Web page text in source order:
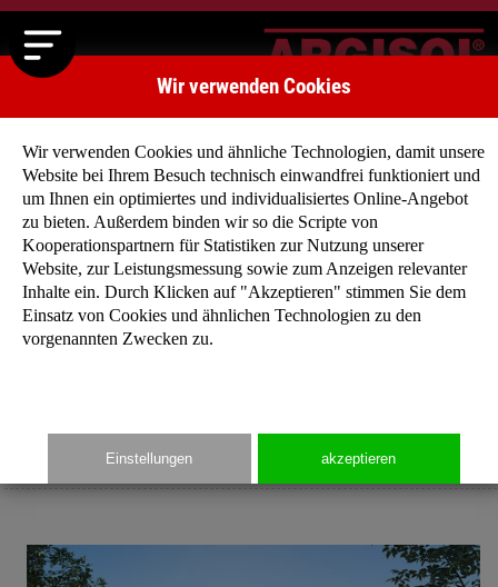
Mehrgenerationenhäuser
Alle unter einem Dach
eine neue Wohnform für jedes Alter entwickelt.
Wir verwenden Cookies
Wir verwenden Cookies und ähnliche Technologien, damit unsere
Website bei Ihrem Besuch technisch einwandfrei funktioniert und
um Ihnen ein optimiertes und individualisiertes Online-Angebot
zu bieten. Außerdem binden wir so die Scripte von
Kooperationspartnern für Statistiken zur Nutzung unserer
Website, zur Leistungsmessung sowie zum Anzeigen relevanter
Inhalte ein. Durch Klicken auf "Akzeptieren" stimmen Sie dem
Einsatz von Cookies und ähnlichen Technologien zu den
vorgenannten Zwecken zu.
Einstellungen akzeptieren